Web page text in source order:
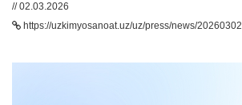
// 02.03.2026
https://uzkimyosanoat.uz/uz/press/news/20260302